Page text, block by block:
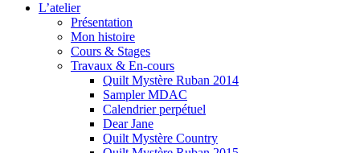
L’atelier
Présentation
Mon histoire
Cours & Stages
Travaux & En-cours
Quilt Mystère Ruban 2014
Sampler MDAC
Calendrier perpétuel
Dear Jane
Quilt Mystère Country